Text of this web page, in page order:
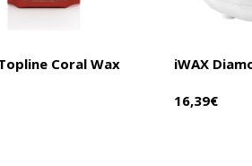
Coral Wax
iWAX
16,39€